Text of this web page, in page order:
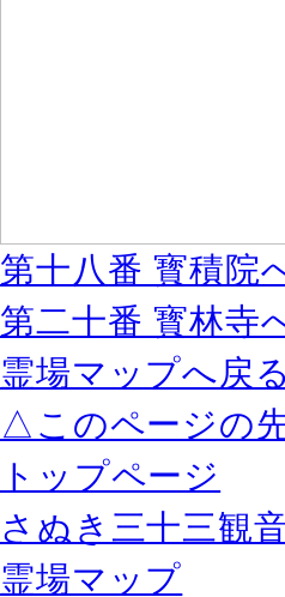
第十八番 寳積院
第二十番 寳林寺
霊場マップへ戻る
△このページの
トップページ
さぬき三十三観
霊場マップ